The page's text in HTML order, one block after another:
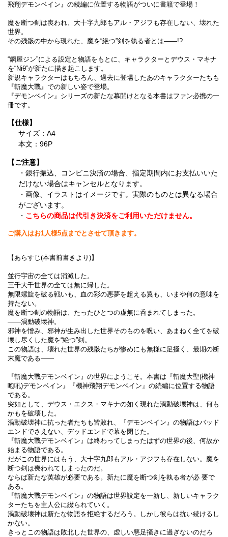
飛翔デモンベイン』の続編に位置する物語がついに書籍で登場！
魔を断つ剣は喪われ、大十字九郎もアル・アジフも存在しない、壊れた
世界。
その残骸の中から現れた、魔を“絶つ”剣を執る者とは――!?
“鋼屋ジン”による設定と物語をもとに、キャラクターとデウス・マキナ
を“Niθ”が新たに描き起こします。
新規キャラクターはもちろん、過去に登場したあのキャラクターたちも
『斬魔大戰』での新しい姿で登場。
『デモンベイン』シリーズの新たな幕開けとなる本書はファン必携の一
冊です。
【仕様】
サイズ：A4
本文：96P
【ご注意】
・銀行振込、コンビニ決済の場合、指定期間内にお支払いいた
だけない場合はキャンセルとなります。
・画像、イラストはイメージです。実際のものとは異なる場合
がございます。
・ こちらの商品は代引き決済をご利用いただけません。
ご購入はお1人様5点までとさせて頂きます。
【あらすじ(本書前書きより)】
並行宇宙の全ては消滅した。
三千大千世界の全ては無に帰した。
無限螺旋を破る戦いも、血の彩の悪夢を超える翼も、いまや何の意味を
持たない。
魔を断つ剣の物語は、たったひとつの虚無に呑まれてしまった。
――渦動破壊神。
邪神を憎み、邪神が生み出した世界そのものを呪い、あまねく全てを破
壊し尽くした魔を“絶つ”剣。
この物語は、壊れた世界の残骸たちが惨めにも無様に足掻く、最期の断
末魔である――
『斬魔大戰デモンベイン』の世界にようこそ。本書は『斬魔大聖(機神
咆吼)デモンベイン』『機神飛翔デモンベイン』の続編に位置する物語
である。
突如として、デウス・エクス・マキナの如く現れた渦動破壊神は、何も
かもを破壊した。
渦動破壊神に抗った者たちも皆敗れ、『デモンベイン』の物語はバッド
エンドでさえない、デッドエンドで幕を閉じた。
『斬魔大戰デモンベイン』は終わってしまったはずの世界の後、何故か
始まる物語である。
だがこの世界にはもう、大十字九郎もアル・アジフも存在しない。魔を
断つ剣は喪われてしまったのだ。
ならば新たな英雄が必要である。新たに魔を断つ剣を執る者が必 要で
ある。
『斬魔大戰デモンベイン』の物語は世界設定を一新し、新しいキャラク
ターたちを主人公に綴られていく。
渦動破壊神は新たな物語を拒絶するだろう。しかし彼らは抗い続けるし
かない。
きっとこの物語は敗北した世界の、虚しい悪足掻きに過ぎないのだろ